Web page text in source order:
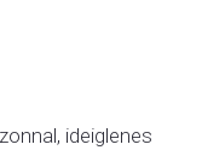
ideiglenes